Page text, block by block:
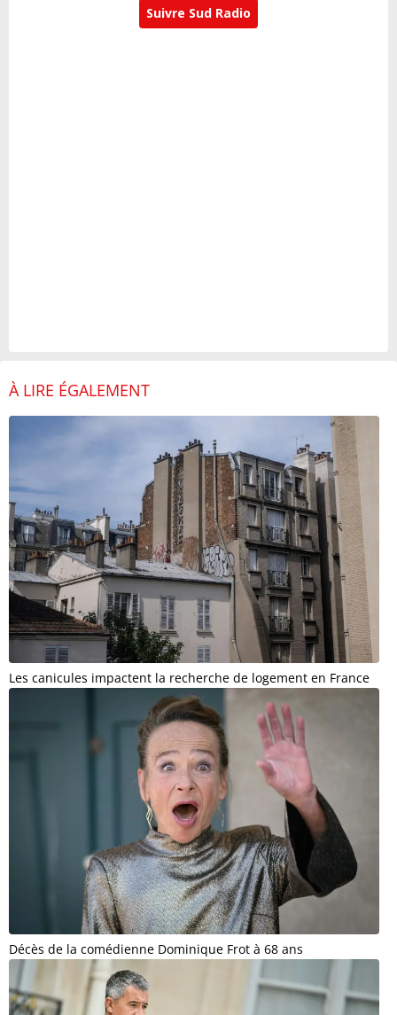
Suivre Sud Radio
À LIRE ÉGALEMENT
Les canicules impactent la recherche de logement en France
Décès de la comédienne Dominique Frot à 68 ans